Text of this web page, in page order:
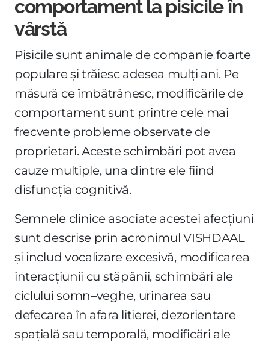
comportament la pisicile în
vârstă
Pisicile sunt animale de companie foarte
populare și trăiesc adesea mulți ani. Pe
măsură ce îmbătrânesc, modificările de
comportament sunt printre cele mai
frecvente probleme observate de
proprietari. Aceste schimbări pot avea
cauze multiple, una dintre ele fiind
disfuncția cognitivă.
Semnele clinice asociate acestei afecțiuni
sunt descrise prin acronimul VISHDAAL
și includ vocalizare excesivă, modificarea
interacțiunii cu stăpânii, schimbări ale
ciclului somn–veghe, urinarea sau
defecarea în afara litierei, dezorientare
spațială sau temporală, modificări ale